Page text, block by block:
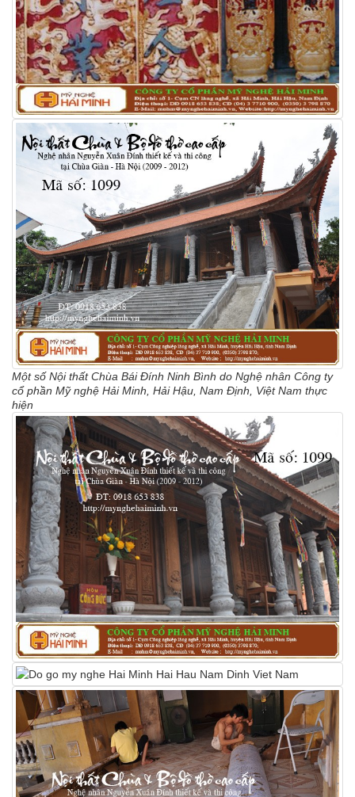
Một số Nội thất Chùa Bái Đính Ninh Bình do Nghệ nhân Công ty
cổ phần Mỹ nghệ Hải Minh, Hải Hậu, Nam Định, Việt Nam thực
hiện